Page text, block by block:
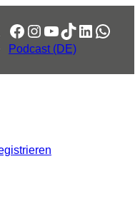
Facebook
Instagram
YouTube
TikTok
LinkedIn
Podcast (DE)